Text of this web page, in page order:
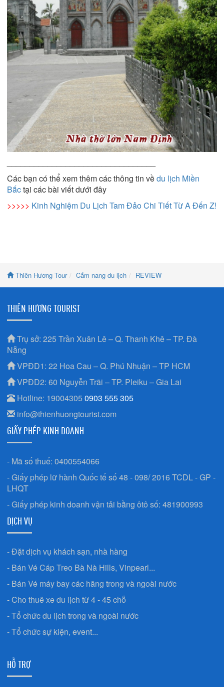
Các bạn có thể xem thêm các thông tin vềdu lịch Miền
Bắctại các bài viết dưới đây
>>>>> Kinh Nghiệm Du Lịch Tam Đảo Chi Tiết Từ A Đến Z!
Thiên Hương Tour Cẩm nang du lịch REVIEW
THIÊN HƯƠNG TOURIST
Trụ sở: 225 Trần Xuân Lê – Q. Thanh Khê – TP. Đà
Nẵng
VPĐD1: 22 Hoa Cau – Q. Phú Nhuận – TP HCM
VPĐD2: 60 Nguyễn Trãi – TP. Pleiku – Gia Lai
Hotline: 190043050903 555 305
info@thienhuongtourist.com
GIẤY PHÉP KINH DOANH
- Mã số thuế: 0400554066
- Giấy phép lữ hành Quốc tế số 48 - 098/ 2016 TCDL - GP -
LHQT
- Giấy phép kinh doanh vận tải bằng ôtô số: 481900993
DỊCH VỤ
- Đặt dịch vụ khách sạn, nhà hàng
- Bán Vé Cáp Treo Bà Nà Hills, Vinpearl...
- Bán Vé máy bay các hãng trong và ngoài nước
- Cho thuê xe du lịch từ 4 - 45 chỗ
- Tổ chức du lịch trong và ngoài nước
- Tổ chức sự kiện, event...
HỖ TRỢ